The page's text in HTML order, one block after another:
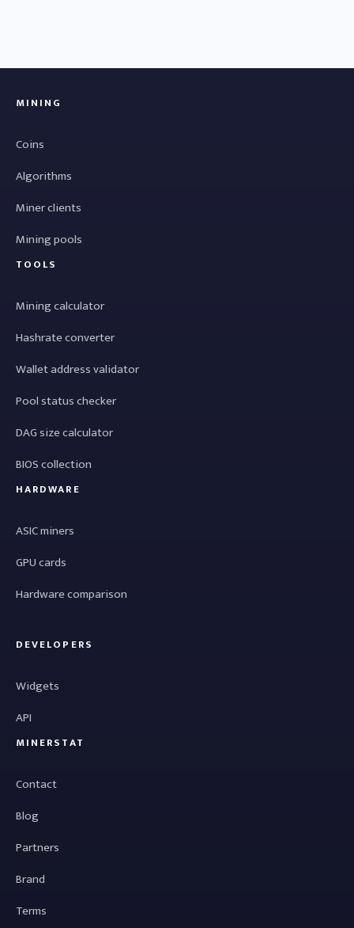
MINING
Coins
Algorithms
Miner clients
Mining pools
TOOLS
Mining calculator
Hashrate converter
Wallet address validator
Pool status checker
DAG size calculator
BIOS collection
HARDWARE
ASIC miners
GPU cards
Hardware comparison
DEVELOPERS
Widgets
API
MINERSTAT
Contact
Blog
Partners
Brand
Terms